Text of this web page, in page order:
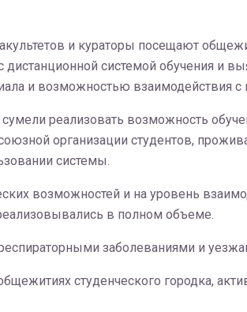
и кураторы посещают
системой обучения и
и возможностью взаимодействия с
реализовать возможность
организации студентов,
системы.
возможностей и на уровень
в полном объеме.
заболеваниями и
студенческого городка,